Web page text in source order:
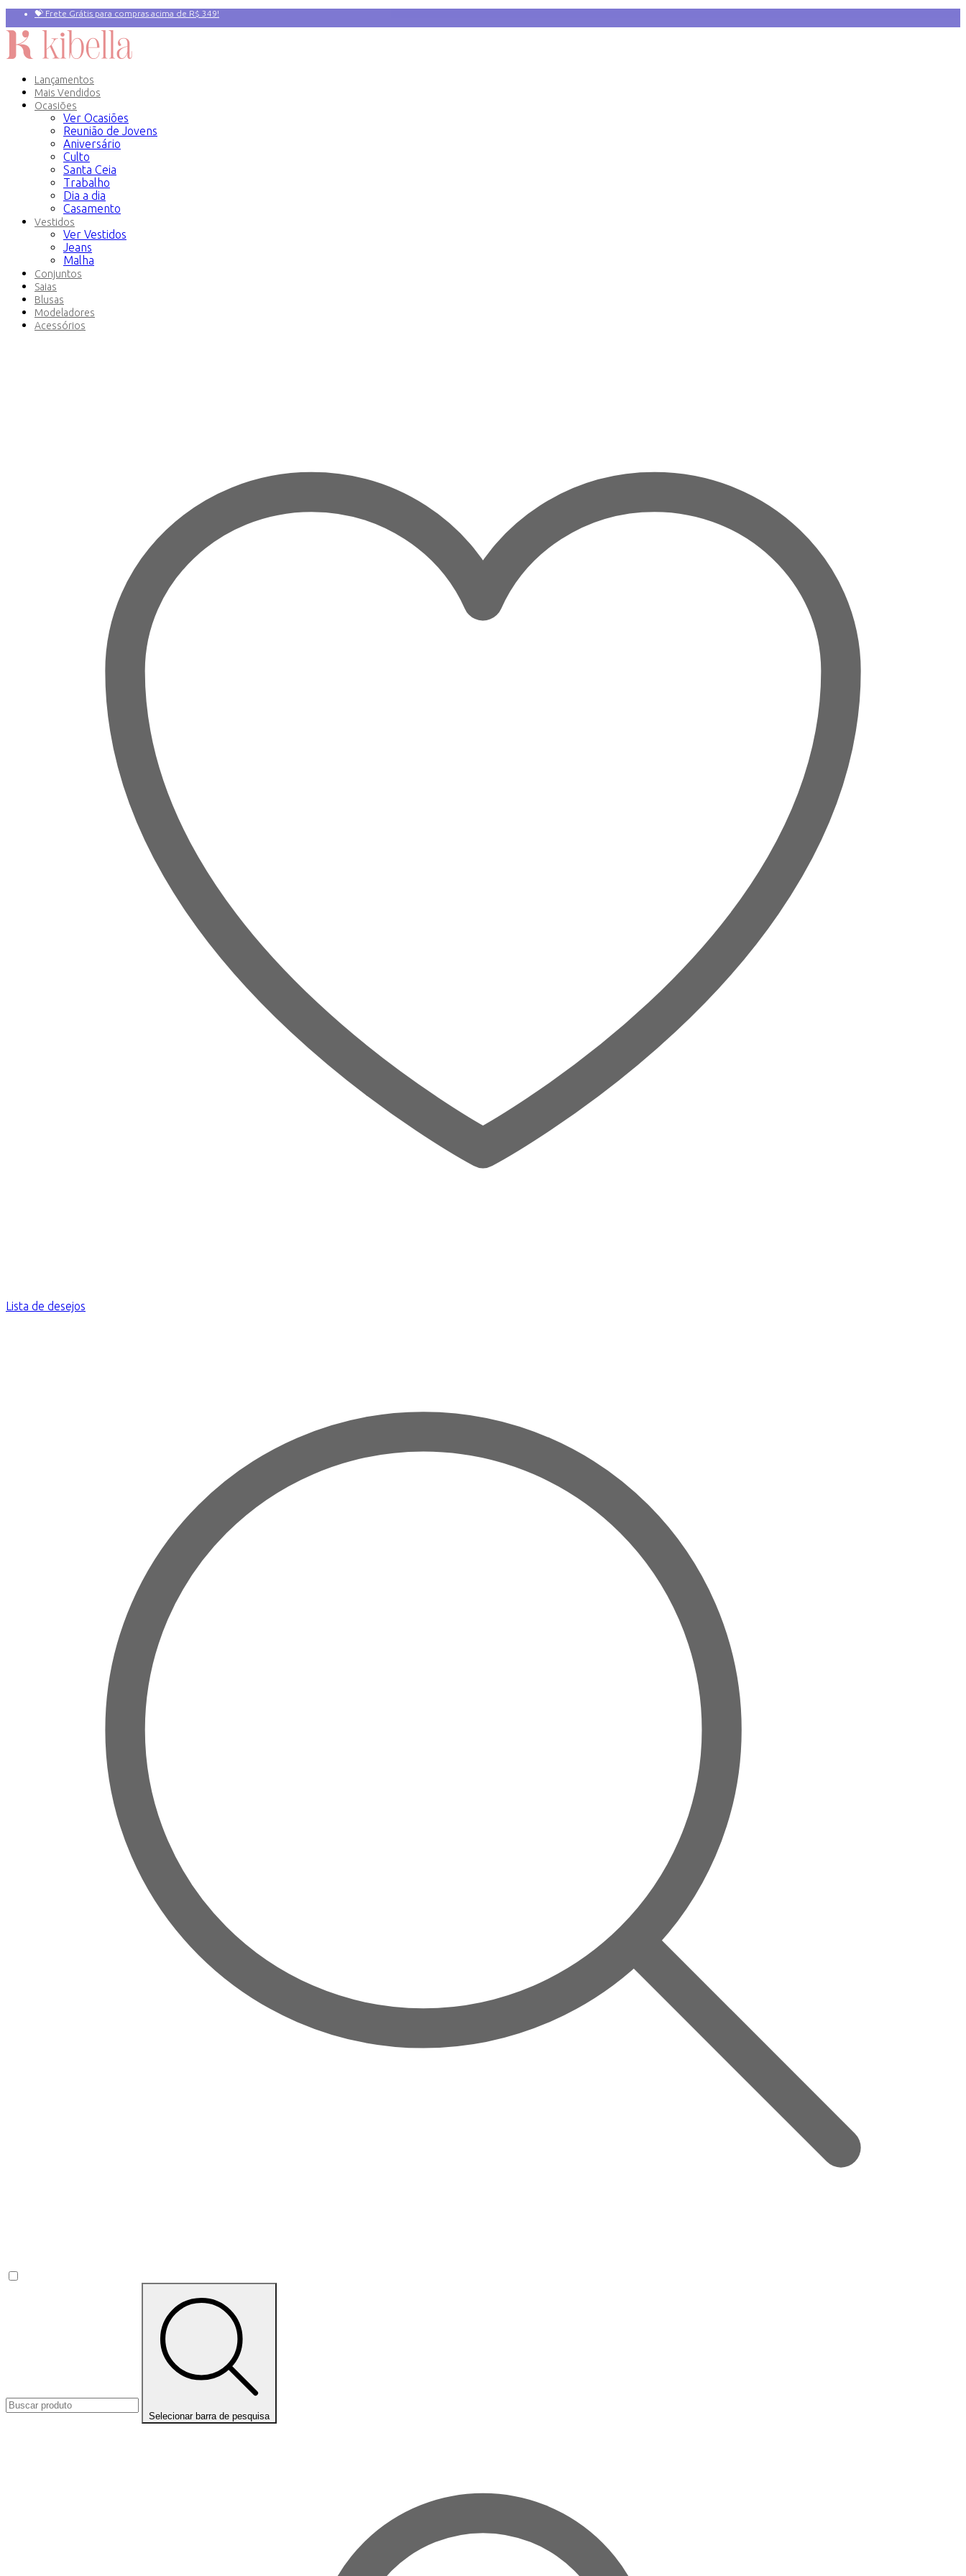
💝 Frete Grátis para compras acima de R$ 349!
Lançamentos
Mais Vendidos
Ocasiões
Ver Ocasiões
Reunião de Jovens
Aniversário
Culto
Santa Ceia
Trabalho
Dia a dia
Casamento
Vestidos
Ver Vestidos
Jeans
Malha
Conjuntos
Saias
Blusas
Modeladores
Acessórios
Lista de desejos
Selecionar barra de pesquisa